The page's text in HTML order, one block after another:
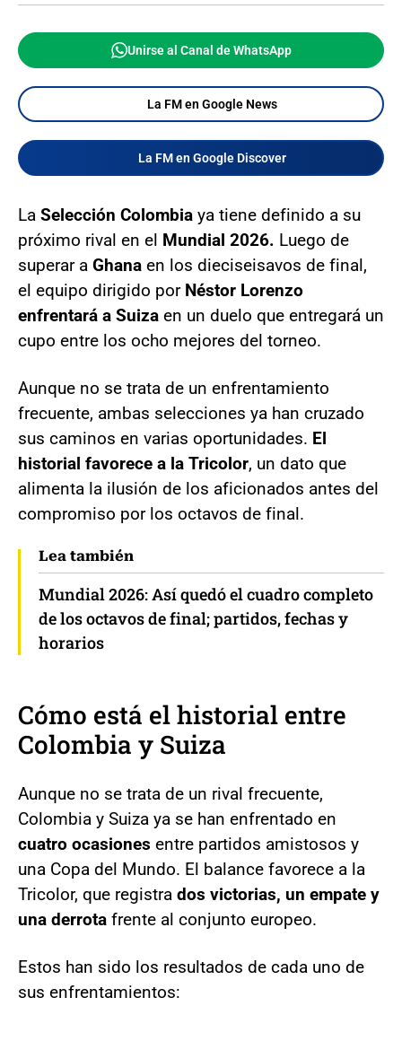
Unirse al Canal de WhatsApp
La FM en Google News
La FM en Google Discover
La Selección Colombia ya tiene definido a su
próximo rival en el Mundial 2026. Luego de
superar a Ghana en los dieciseisavos de final,
el equipo dirigido porNéstor Lorenzo
enfrentará a Suiza en un duelo que entregará un
cupo entre los ocho mejores del torneo.
Aunque no se trata de un enfrentamiento
frecuente, ambas selecciones ya han cruzado
sus caminos en varias oportunidades. El
historial favorece a la Tricolor, un dato que
alimenta la ilusión de los aficionados antes del
compromiso por los octavos de final.
Lea también
Mundial 2026: Así quedó el cuadro completo
de los octavos de final; partidos, fechas y
horarios
Cómo está el historial entre
Colombia y Suiza
Aunque no se trata de un rival frecuente,
Colombia y Suiza ya se han enfrentado en
cuatro ocasiones entre partidos amistosos y
una Copa del Mundo. El balance favorece a la
Tricolor, que registra dos victorias, un empate y
una derrota frente al conjunto europeo.
Estos han sido los resultados de cada uno de
sus enfrentamientos: